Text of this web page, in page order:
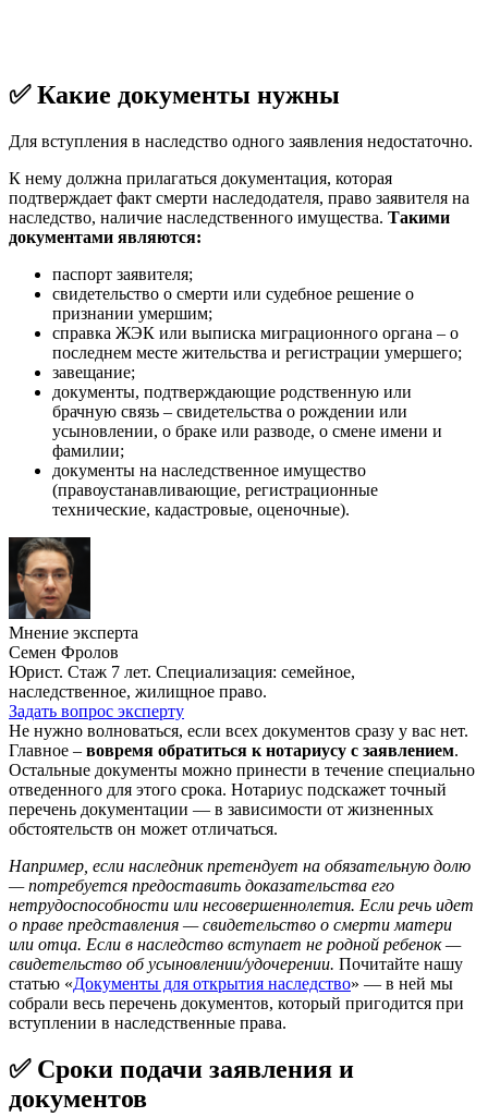
✅ Какие документы нужны
Для вступления в наследство одного заявления недостаточно.
К нему должна прилагаться документация, которая
подтверждает факт смерти наследодателя, право заявителя на
наследство, наличие наследственного имущества. Такими
документами являются:
паспорт заявителя;
свидетельство о смерти или судебное решение о
признании умершим;
справка ЖЭК или выписка миграционного органа – о
последнем месте жительства и регистрации умершего;
завещание;
документы, подтверждающие родственную или
брачную связь – свидетельства о рождении или
усыновлении, о браке или разводе, о смене имени и
фамилии;
документы на наследственное имущество
(правоустанавливающие, регистрационные
технические, кадастровые, оценочные).
Мнение эксперта
Семен Фролов
Юрист. Стаж 7 лет. Специализация: семейное,
наследственное, жилищное право.
Задать вопрос эксперту
Не нужно волноваться, если всех документов сразу у вас нет.
Главное – вовремя обратиться к нотариусу с заявлением.
Остальные документы можно принести в течение специально
отведенного для этого срока. Нотариус подскажет точный
перечень документации — в зависимости от жизненных
обстоятельств он может отличаться.
Например, если наследник претендует на обязательную долю
— потребуется предоставить доказательства его
нетрудоспособности или несовершеннолетия. Если речь идет
о праве представления — свидетельство о смерти матери
или отца. Если в наследство вступает не родной ребенок —
свидетельство об усыновлении/удочерении. Почитайте нашу
статью «Документы для открытия наследство» — в ней мы
собрали весь перечень документов, который пригодится при
вступлении в наследственные права.
✅ Сроки подачи заявления и
документов